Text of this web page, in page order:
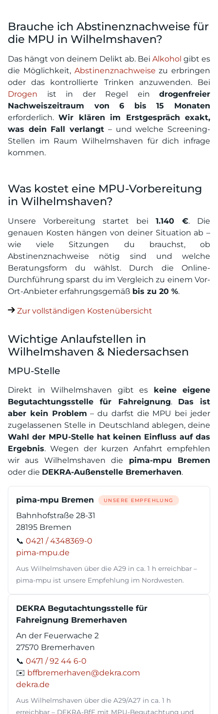
Brauche ich Abstinenznachweise für
die MPU in Wilhelmshaven?
Das hängt von deinem Delikt ab. Bei Alkohol gibt es
die Möglichkeit, Abstinenznachweise zu erbringen
oder das kontrollierte Trinken anzuwenden. Bei
Drogen ist in der Regel ein drogenfreier
Nachweiszeitraum von 6 bis 15 Monaten
erforderlich.Wir klären im Erstgespräch exakt,
was dein Fall verlangt – und welche Screening-
Stellen im Raum Wilhelmshaven für dich infrage
kommen.
Was kostet eine MPU-Vorbereitung
in Wilhelmshaven?
Unsere Vorbereitung startet bei 1.140 €. Die
genauen Kosten hängen von deiner Situation ab –
wie viele Sitzungen du brauchst, ob
Abstinenznachweise nötig sind und welche
Beratungsform du wählst. Durch die Online-
Durchführung sparst du im Vergleich zu einem Vor-
Ort-Anbieter erfahrungsgemäß bis zu 20 %.
Zur vollständigen Kostenübersicht
Wichtige Anlaufstellen in
Wilhelmshaven & Niedersachsen
MPU-Stelle
Direkt in Wilhelmshaven gibt es keine eigene
Begutachtungsstelle für Fahreignung. Das ist
aber kein Problem – du darfst die MPU bei jeder
zugelassenen Stelle in Deutschland ablegen, deine
Wahl der MPU-Stelle hat keinen Einfluss auf das
Ergebnis. Wegen der kurzen Anfahrt empfehlen
wir aus Wilhelmshaven die pima-mpu Bremen
oder die DEKRA-Außenstelle Bremerhaven.
pima-mpu Bremen UNSERE EMPFEHLUNG
Bahnhofstraße 28-31
28195 Bremen
📞 0421 / 4348369-0
pima-mpu.de
Aus Wilhelmshaven über die A29 in ca. 1 h erreichbar –
pima-mpu ist unsere Empfehlung im Nordwesten.
DEKRA Begutachtungsstelle für
Fahreignung Bremerhaven
An der Feuerwache 2
27570 Bremerhaven
📞 0471 / 92 44 6-0
✉️ bffbremerhaven@dekra.com
dekra.de
Aus Wilhelmshaven über die A29/A27 in ca. 1 h
erreichbar – DEKRA-BfF mit MPU-Begutachtung und